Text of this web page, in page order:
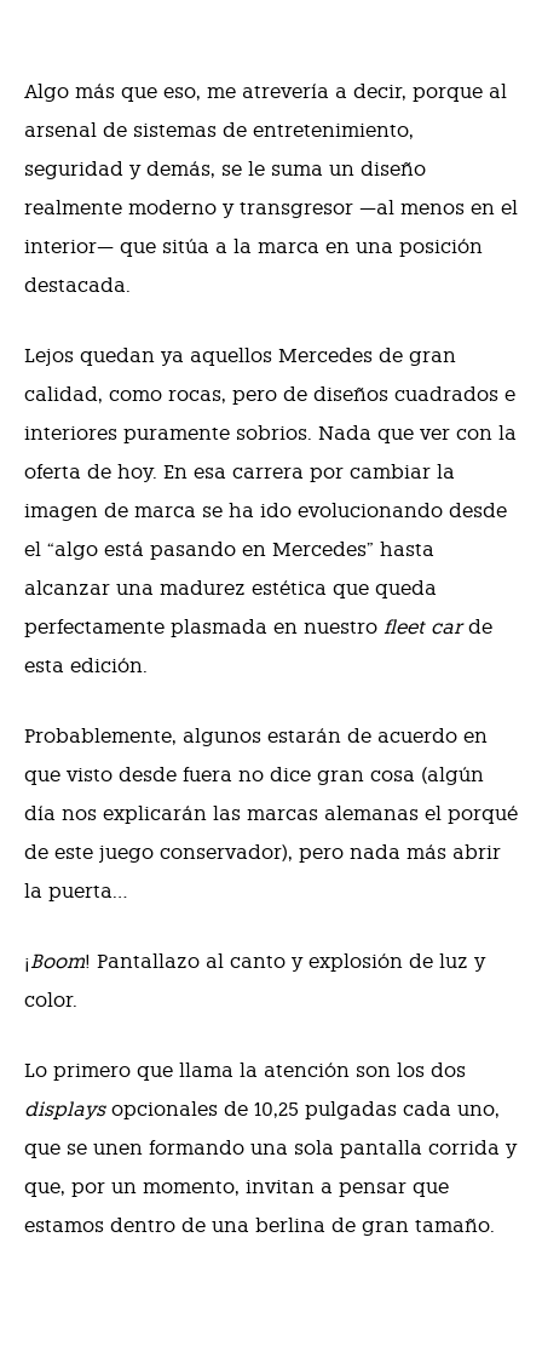
Algo más que eso, me atrevería a decir, porque al
arsenal de sistemas de entretenimiento,
seguridad y demás, se le suma un diseño
realmente moderno y transgresor —al menos en el
interior— que sitúa a la marca en una posición
destacada.
Lejos quedan ya aquellos Mercedes de gran
calidad, como rocas, pero de diseños cuadrados e
interiores puramente sobrios. Nada que ver con la
oferta de hoy. En esa carrera por cambiar la
imagen de marca se ha ido evolucionando desde
el “algo está pasando en Mercedes” hasta
alcanzar una madurez estética que queda
perfectamente plasmada en nuestro fleet carde
esta edición.
Probablemente, algunos estarán de acuerdo en
que visto desde fuera no dice gran cosa (algún
día nos explicarán las marcas alemanas el porqué
de este juego conservador), pero nada más abrir
la puerta…
¡Boom! Pantallazo al canto y explosión de luz y
color.
Lo primero que llama la atención son los dos
displaysopcionales de 10,25 pulgadas cada uno,
que se unen formando una sola pantalla corrida y
que, por un momento, invitan a pensar que
estamos dentro de una berlina de gran tamaño.